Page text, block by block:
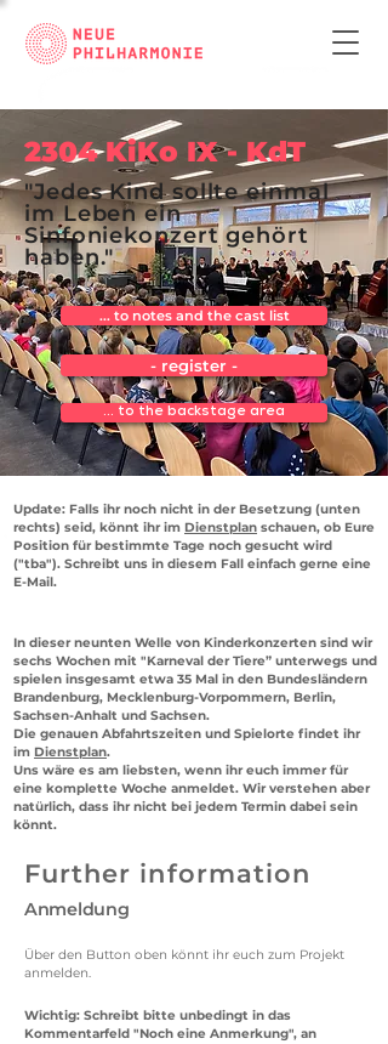
2304 KiKo IX - KdT
"Jedes Kind sollte einmal
im Leben ein
Sinfoniekonzert gehört
haben."
... to notes and the cast list
- register -
... to the backstage area
Update: Falls ihr noch nicht in der Besetzung (unten
rechts) seid, könnt ihr im Dienstplan schauen, ob Eure
Position für bestimmte Tage noch gesucht wird
("tba"). Schreibt uns in diesem Fall einfach gerne eine
E-Mail.
In dieser neunten Welle von Kinderkonzerten sind wir
sechs Wochen mit "Karneval der Tiere” unterwegs und
spielen insgesamt etwa 35 Mal in den Bundesländern
Brandenburg, Mecklenburg-Vorpommern, Berlin,
Sachsen-Anhalt und Sachsen.
Die genauen Abfahrtszeiten und Spielorte findet ihr
im Dienstplan.
Uns wäre es am liebsten, wenn ihr euch immer für
eine komplette Woche anmeldet. Wir verstehen aber
natürlich, dass ihr nicht bei jedem Termin dabei sein
könnt.
Further information
Anmeldung
Über den Button oben könnt ihr euch zum Projekt
anmelden.
Wichtig: Schreibt bitte unbedingt in das
Kommentarfeld "Noch eine Anmerkung", an